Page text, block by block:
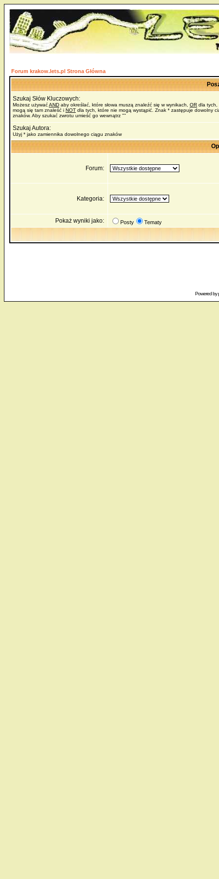
Forum krakow.lets.pl Strona Główna
Szukaj Słów Kluczowych:
Możesz używaćAND aby określać, które słowa muszą znaleźć się w wynikach, OR dla tych,
mogą się tam znaleść i NOT dla tych, które nie mogą wystąpić. Znak * zastępuje dowolny
znaków. Aby szukać zwrotu umieść go wewnątrz ""
Szukaj Autora:
Użyj * jako zamiennika dowolnego ciągu znaków
Forum:
Kategoria:
Pokaż wyniki jako: Posty Tematy
Powered by